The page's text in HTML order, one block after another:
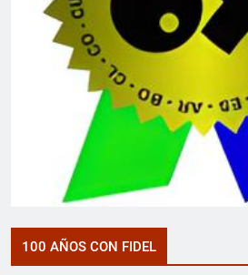
100 AÑOS CON FIDEL